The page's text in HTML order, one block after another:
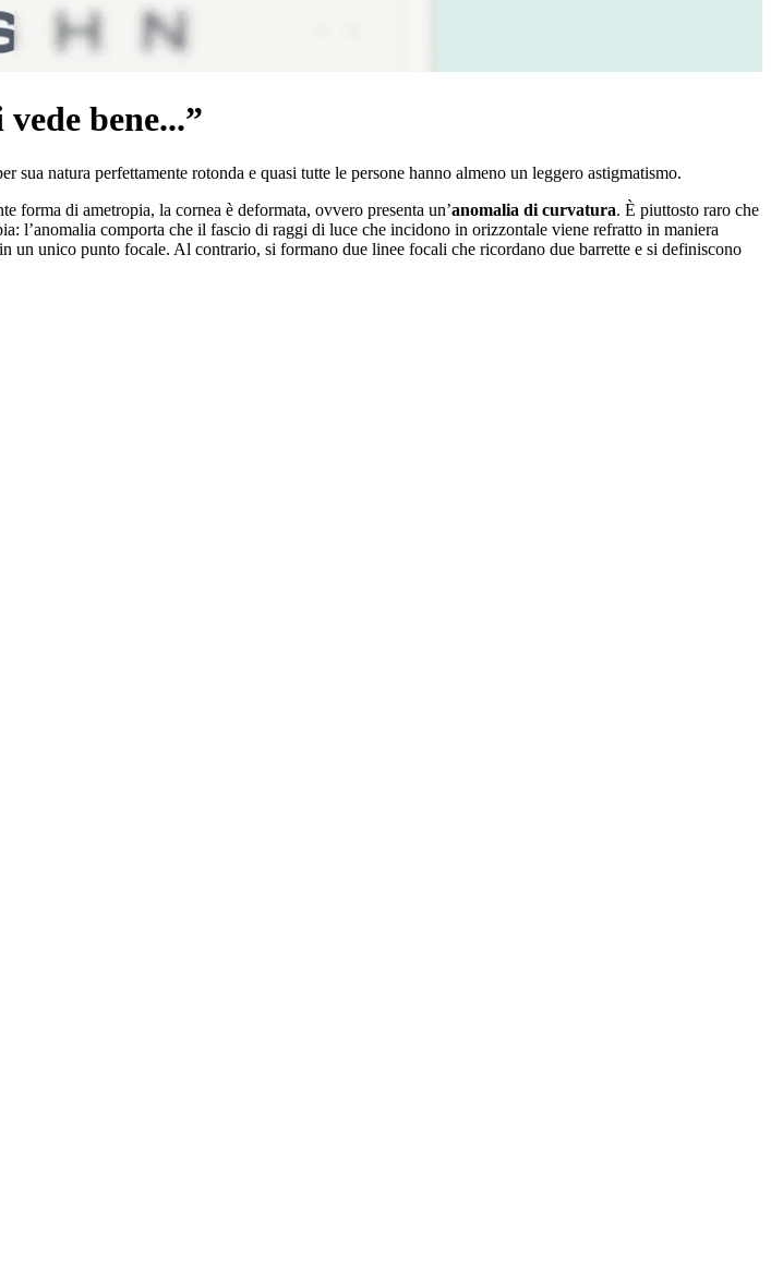
bene...”
natura perfettamente rotonda e quasi tutte le persone hanno almeno un leggero astigmatismo.
forma di ametropia, la cornea è deformata, ovvero presenta un’anomalia di curvatura. È piuttosto raro che
l’anomalia comporta che il fascio di raggi di luce che incidono in orizzontale viene refratto in maniera
unico punto focale. Al contrario, si formano due linee focali che ricordano due barrette e si definiscono